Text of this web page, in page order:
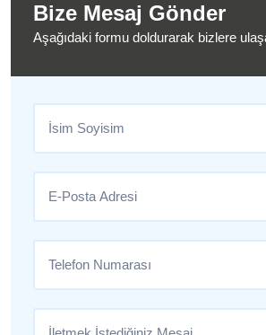
Bize Mesaj Gönder
Aşağıdaki formu doldurarak bizlere